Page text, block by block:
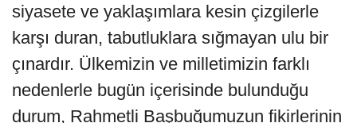
siyasete ve yaklaşımlara kesin çizgilerle
karşı duran, tabutluklara sığmayan ulu bir
çınardır. Ülkemizin ve milletimizin farklı
nedenlerle bugün içerisinde bulunduğu
durum, Rahmetli Başbuğumuzun fikirlerinin